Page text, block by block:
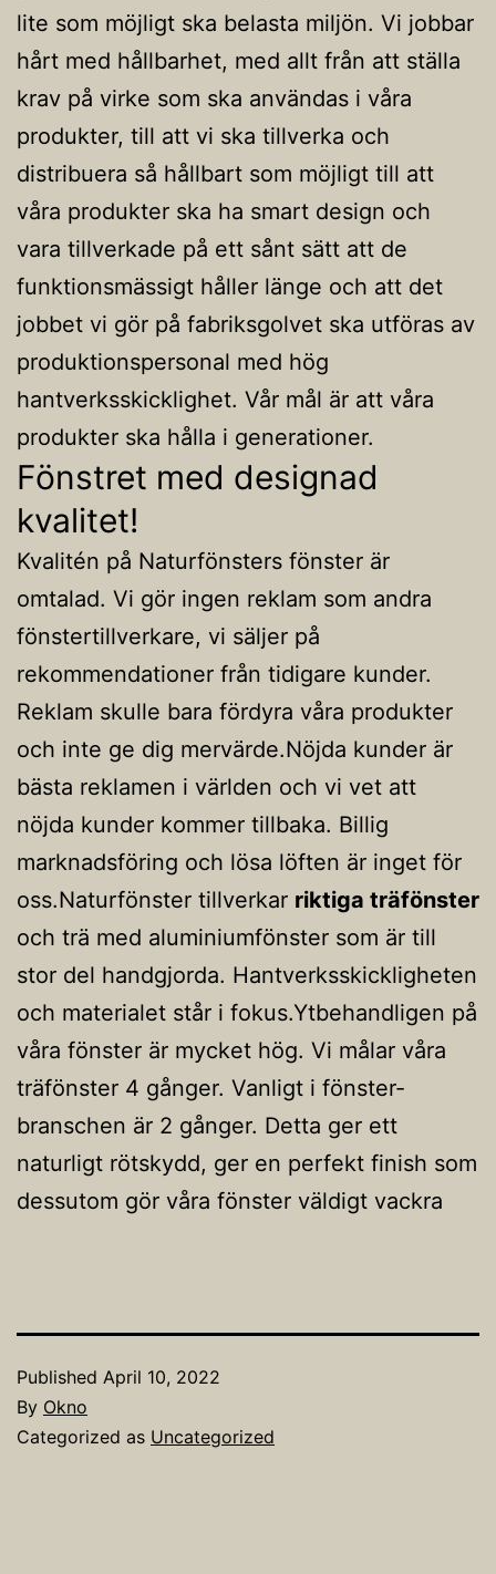
lite som möjligt ska belasta miljön. Vi jobbar
hårt med hållbarhet, med allt från att ställa
krav på virke som ska användas i våra
produkter, till att vi ska tillverka och
distribuera så hållbart som möjligt till att
våra produkter ska ha smart design och
vara tillverkade på ett sånt sätt att de
funktionsmässigt håller länge och att det
jobbet vi gör på fabriksgolvet ska utföras av
produktionspersonal med hög
hantverksskicklighet. Vår mål är att våra
produkter ska hålla i generationer.
Fönstret med designad
kvalitet!
Kvalitén på Naturfönsters fönster är
omtalad. Vi gör ingen reklam som andra
fönstertillverkare, vi säljer på
rekommendationer från tidigare kunder.
Reklam skulle bara fördyra våra produkter
och inte ge dig mervärde.Nöjda kunder är
bästa reklamen i världen och vi vet att
nöjda kunder kommer tillbaka. Billig
marknadsföring och lösa löften är inget för
oss.Naturfönster tillverkar riktiga träfönster
och trä med aluminiumfönster som är till
stor del handgjorda. Hantverksskickligheten
och materialet står i fokus.Ytbehandligen på
våra fönster är mycket hög. Vi målar våra
träfönster 4 gånger. Vanligt i fönster-
branschen är 2 gånger. Detta ger ett
naturligt rötskydd, ger en perfekt finish som
dessutom gör våra fönster väldigt vackra
Published April 10, 2022
By Okno
Categorized as Uncategorized